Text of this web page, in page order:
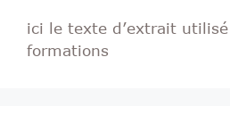
ici le texte d’extrait
formations